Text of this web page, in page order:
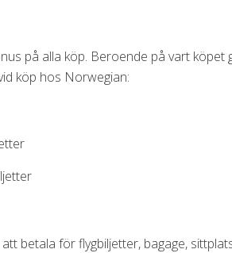
på alla köp. Beroende på vart köpet
köp hos Norwegian:
betala för flygbiljetter, bagage,